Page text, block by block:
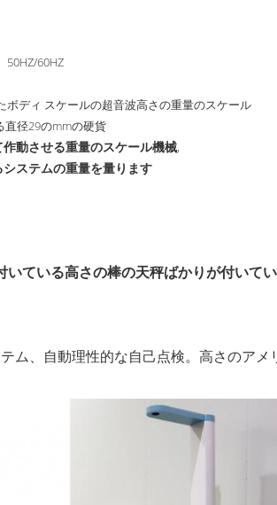
50HZ/60HZ
ボディ スケールの超音波高さの重量のスケール
直径29のmmの硬貨
動させる重量のスケール機械,
システムの重量を量ります
ている高さの棒の天秤ばかりが付いて
ム、自動理性的な自己点検。高さのア